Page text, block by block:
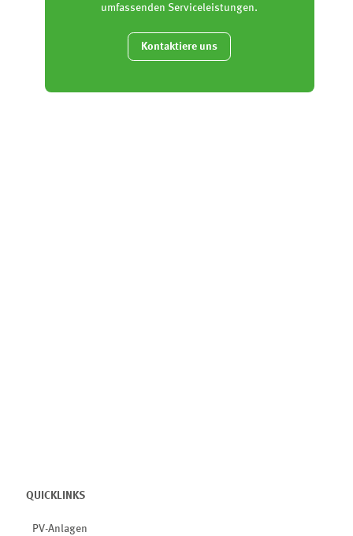
umfassenden Serviceleistungen.
Kontaktiere uns
QUICKLINKS
PV-Anlagen